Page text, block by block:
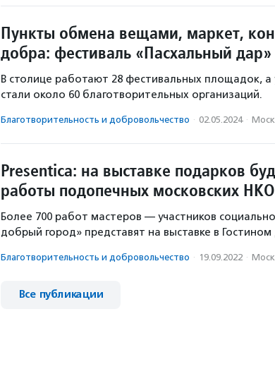
Пункты обмена вещами, маркет,
добра: фестиваль «Пасхальный
В столице работают 28 фестивальных площадок, а
стали около 60 благотворительных организаций.
Благотвори­тель­ность и доброволь­чест­во · 02.05.2024 ·
Presentica: на выставке подарков
работы подопечных московских НКО
Более 700 работ мастеров — участников
добрый город» представят на выставке в
Благотвори­тель­ность и доброволь­чест­во · 19.09.2022 ·
Все публикации